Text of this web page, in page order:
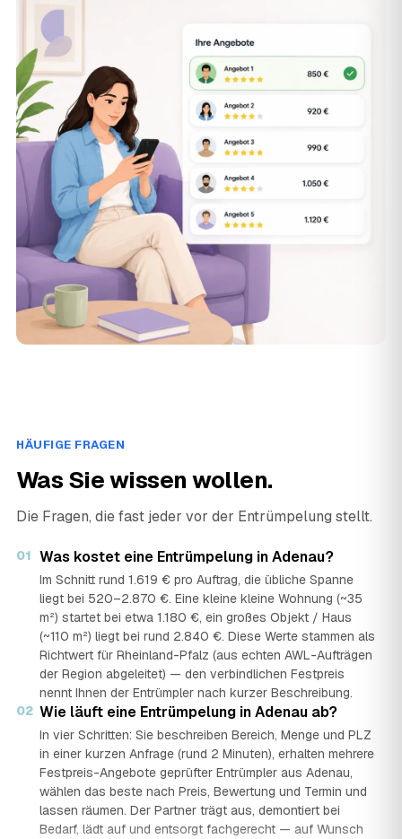
HÄUFIGE FRAGEN
Was Sie wissen wollen.
Die Fragen, die fast jeder vor der Entrümpelung stellt.
01 Was kostet eine Entrümpelung in Adenau?
Im Schnitt rund 1.619 € pro Auftrag, die übliche Spanne
liegt bei 520–2.870 €. Eine kleine kleine Wohnung (~35
m²) startet bei etwa 1.180 €, ein großes Objekt / Haus
(~110 m²) liegt bei rund 2.840 €. Diese Werte stammen als
Richtwert für Rheinland-Pfalz (aus echten AWL-Aufträgen
der Region abgeleitet) — den verbindlichen Festpreis
nennt Ihnen der Entrümpler nach kurzer Beschreibung.
02 Wie läuft eine Entrümpelung in Adenau ab?
In vier Schritten: Sie beschreiben Bereich, Menge und PLZ
in einer kurzen Anfrage (rund 2 Minuten), erhalten mehrere
Festpreis-Angebote geprüfter Entrümpler aus Adenau,
wählen das beste nach Preis, Bewertung und Termin und
lassen räumen. Der Partner trägt aus, demontiert bei
Bedarf, lädt auf und entsorgt fachgerecht — auf Wunsch